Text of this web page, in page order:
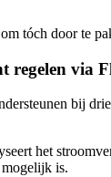
tóch door te
regelen via
bij
het
is.